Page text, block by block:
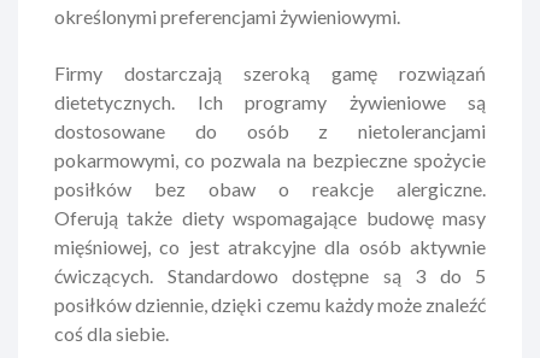
określonymi preferencjami żywieniowymi.
Firmy dostarczają szeroką gamę rozwiązań
dietetycznych. Ich programy żywieniowe są
dostosowane do osób z nietolerancjami
pokarmowymi, co pozwala na bezpieczne spożycie
posiłków bez obaw o reakcje alergiczne.
Oferują także diety wspomagające budowę masy
mięśniowej, co jest atrakcyjne dla osób aktywnie
ćwiczących. Standardowo dostępne są 3 do 5
posiłków dziennie, dzięki czemu każdy może znaleźć
coś dla siebie.